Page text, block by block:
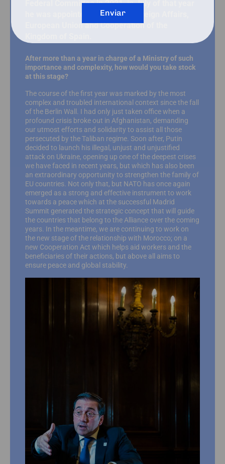
Federal Committee in 2021, in July of that year
he was appointed Minister of Foreign Affairs,
European Union and Cooperation of the
After more than a year in charge of a Ministry of such
importance and complexity, how would you take stock
at this stage?
The course of the first year was marked by the most
complex and troubled international context since the fall
of the Berlin Wall. I had only just taken office when a
profound crisis broke out in Afghanistan, demanding
our utmost efforts and solidarity to assist all those
persecuted by the Taliban regime. Soon after, Putin
decided to launch his illegal, unjust and unjustified
attack on Ukraine, opening up one of the deepest crises
we have faced in recent years, but which has also been
an extraordinary opportunity to strengthen the family of
EU countries. Not only that, but NATO has once again
emerged as a strong and effective instrument to work
towards a peace which at the successful Madrid
Summit generated the strategic concept that will guide
the countries that belong to the Alliance over the coming
years. In the meantime, we are continuing to work on
the new stage of the relationship with Morocco; on a
new Cooperation Act which helps aid workers and the
beneficiaries of their actions, but above all aims to
ensure peace and global stability.
Enviar